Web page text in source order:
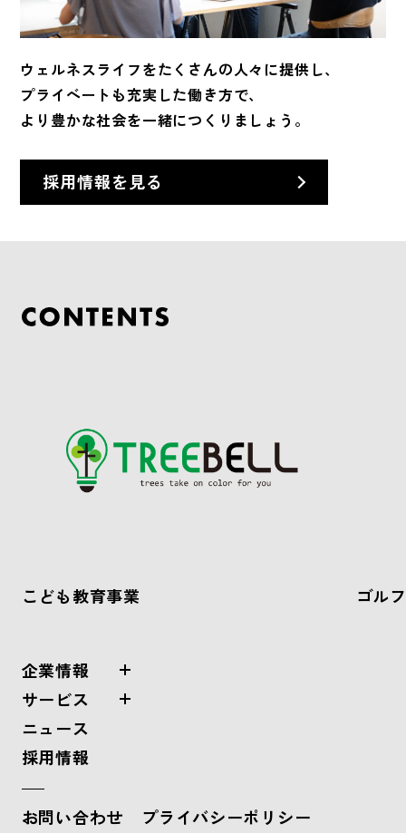
ウェルネスライフをたくさんの人々に提供し、
プライベートも充実した働き方で、
より豊かな社会を一緒につくりましょう。
採用情報を見る
こども教育事業 ゴル
企業情報
サービス
ニュース
採用情報
お問い合わせ プライバシーポリシー